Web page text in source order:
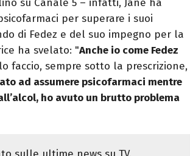
su Canale 5 – infatti, Jane ha
per superare i suoi
di Fedez e del suo impegno per la
ha svelato: "Anche io come Fedez
faccio, sempre sotto la prescrizione,
ad assumere psicofarmaci mentre
ho avuto un brutto problema